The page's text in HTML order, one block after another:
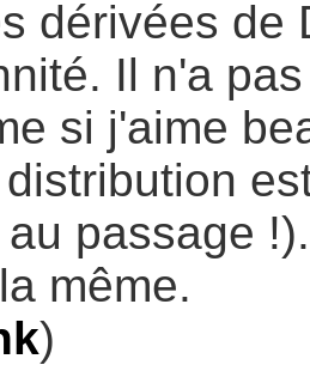
dérivées de
Il n'a
si j'aime
passage
même.
)